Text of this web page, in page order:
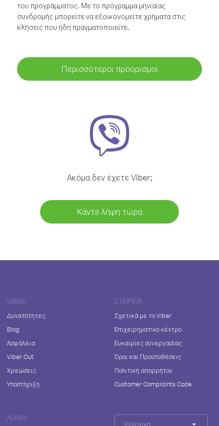
του προγράμματος. Με το πρόγραμμα μηνιαίας
συνδρομής μπορείτε να εξοικονομείτε χρήματα στις
κλήσεις που ήδη πραγματοποιείτε.
Περισσότεροι προορισμοί
Ακόμα δεν έχετε Viber;
Κάντε λήψη τώρα
VIBER
Δυνατότητες
Blog
Ασφάλεια
Viber Out
Χρεώσεις
Υποστήριξη
ΕΤΑΙΡΕΊΑ
Σχετικά με το Viber
Επιχειρηματικό κέντρο
Ευκαιρίες συνεργασίας
Όροι και Προϋποθέσεις
Πολιτική απορρήτου
Customer Complaints Code
ΛΉΨΗ
Ελληνικά